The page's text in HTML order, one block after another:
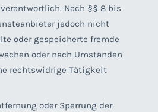
Nach §§ 8 bis
jedoch nicht
oder gespeicherte fremde
oder nach Umständen
rechtswidrige Tätigkeit
oder Sperrung der